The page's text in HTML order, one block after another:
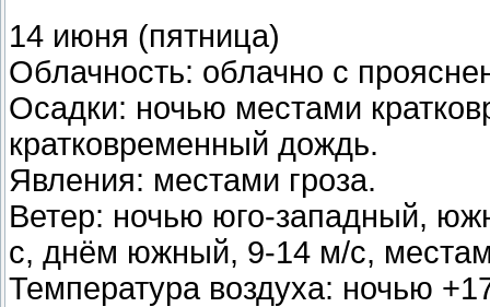
14 июня (пятница)
Облачность: облачно с
Осадки: ночью местами
кратковременный дождь.
Явления: местами гроза.
Ветер: ночью юго-западный,
с, днём южный, 9-14 м/с,
Температура воздуха: ночью